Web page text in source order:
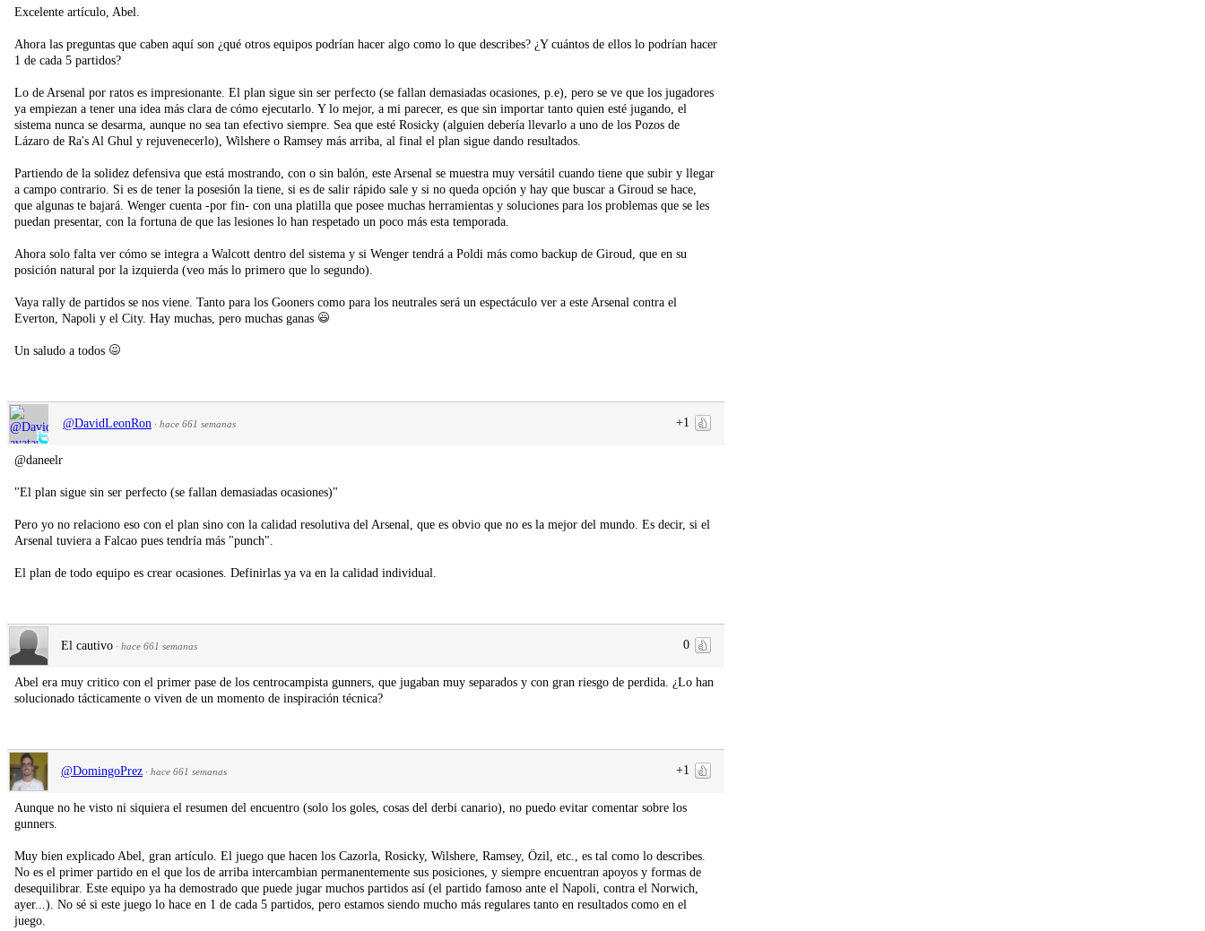
Excelente artículo, Abel.
Ahora las preguntas que caben aquí son ¿qué otros equipos podrían hacer algo como lo que describes? ¿Y cuántos de ellos lo podrían hacer
1 de cada 5 partidos?
Lo de Arsenal por ratos es impresionante. El plan sigue sin ser perfecto (se fallan demasiadas ocasiones, p.e), pero se ve que los jugadores
ya empiezan a tener una idea más clara de cómo ejecutarlo. Y lo mejor, a mi parecer, es que sin importar tanto quien esté jugando, el
sistema nunca se desarma, aunque no sea tan efectivo siempre. Sea que esté Rosicky (alguien debería llevarlo a uno de los Pozos de
Lázaro de Ra's Al Ghul y rejuvenecerlo), Wilshere o Ramsey más arriba, al final el plan sigue dando resultados.
Partiendo de la solidez defensiva que está mostrando, con o sin balón, este Arsenal se muestra muy versátil cuando tiene que subir y llegar
a campo contrario. Si es de tener la posesión la tiene, si es de salir rápido sale y si no queda opción y hay que buscar a Giroud se hace,
que algunas te bajará. Wenger cuenta -por fin- con una platilla que posee muchas herramientas y soluciones para los problemas que se les
puedan presentar, con la fortuna de que las lesiones lo han respetado un poco más esta temporada.
Ahora solo falta ver cómo se integra a Walcott dentro del sistema y si Wenger tendrá a Poldi más como backup de Giroud, que en su
posición natural por la izquierda (veo más lo primero que lo segundo).
Vaya rally de partidos se nos viene. Tanto para los Gooners como para los neutrales será un espectáculo ver a este Arsenal contra el
Everton, Napoli y el City. Hay muchas, pero muchas ganas
Un saludo a todos
+1
@DavidLeonRon · hace 661 semanas
@daneelr
"El plan sigue sin ser perfecto (se fallan demasiadas ocasiones)"
Pero yo no relaciono eso con el plan sino con la calidad resolutiva del Arsenal, que es obvio que no es la mejor del mundo. Es decir, si el
Arsenal tuviera a Falcao pues tendría más "punch".
El plan de todo equipo es crear ocasiones. Definirlas ya va en la calidad individual.
0
El cautivo · hace 661 semanas
Abel era muy critico con el primer pase de los centrocampista gunners, que jugaban muy separados y con gran riesgo de perdida. ¿Lo han
solucionado tácticamente o viven de un momento de inspiración técnica?
+1
@DomingoPrez · hace 661 semanas
Aunque no he visto ni siquiera el resumen del encuentro (solo los goles, cosas del derbi canario), no puedo evitar comentar sobre los
gunners.
Muy bien explicado Abel, gran artículo. El juego que hacen los Cazorla, Rosicky, Wilshere, Ramsey, Özil, etc., es tal como lo describes.
No es el primer partido en el que los de arriba intercambian permanentemente sus posiciones, y siempre encuentran apoyos y formas de
desequilibrar. Este equipo ya ha demostrado que puede jugar muchos partidos así (el partido famoso ante el Napoli, contra el Norwich,
ayer...). No sé si este juego lo hace en 1 de cada 5 partidos, pero estamos siendo mucho más regulares tanto en resultados como en el
juego.